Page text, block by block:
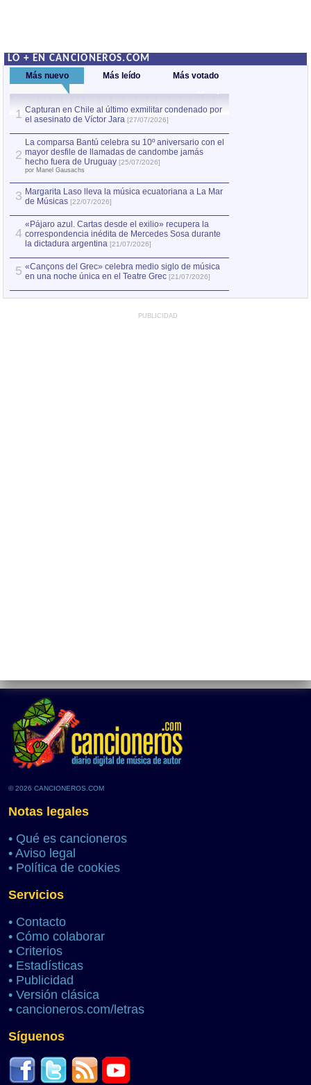
LO + EN CANCIONEROS.COM
Más nuevo Más leído Más votado
1 Capturan en Chile al último exmilitar condenado por
el asesinato de Víctor Jara [27/07/2026]
2
La comparsa Bantú celebra su 10º aniversario con el
mayor desfile de llamadas de candombe jamás
hecho fuera de Uruguay [25/07/2026]
por Manel Gausachs
3 Margarita Laso lleva la música ecuatoriana a La Mar
de Músicas [22/07/2026]
4
«Pájaro azul. Cartas desde el exilio» recupera la
correspondencia inédita de Mercedes Sosa durante
la dictadura argentina [21/07/2026]
5 «Cançons del Grec» celebra medio siglo de música
en una noche única en el Teatre Grec [21/07/2026]
PUBLICIDAD
© 2026 CANCIONEROS.COM
Notas legales
• Qué es cancioneros
• Aviso legal
• Política de cookies
Servicios
• Contacto
• Cómo colaborar
• Criterios
• Estadísticas
• Publicidad
• Versión clásica
• cancioneros.com/letras
Síguenos